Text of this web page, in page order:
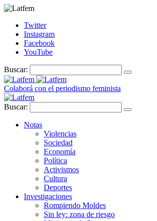
Twitter
Instagram
Facebook
YouTube
Buscar:
Colaborá con el periodismo feminista
Buscar:
Notas
Violencias
Sociedad
Economía
Política
Activismos
Cultura
Deportes
Investigaciones
Rompiendo Moldes
Sin ley: zona de riesgo